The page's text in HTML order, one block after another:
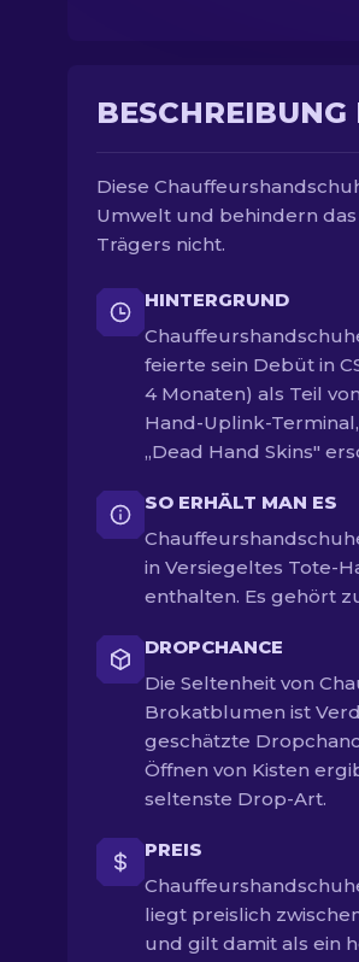
BESCHREIBUNG
Diese
Umwelt und behindern
Trägers nicht.
HINTERGRUND
feierte sein Debüt in
4 Monaten) als Teil
Hand-Uplink-
„Dead Hand Skins"
SO ERHÄLT MAN ES
in Versiegeltes Tote-
enthalten. Es gehört
DROPCHANCE
Die Seltenheit von
Brokatblumen ist
geschätzte
Öffnen von Kisten
seltenste Drop-Art.
PREIS
liegt preislich
und gilt damit als ein